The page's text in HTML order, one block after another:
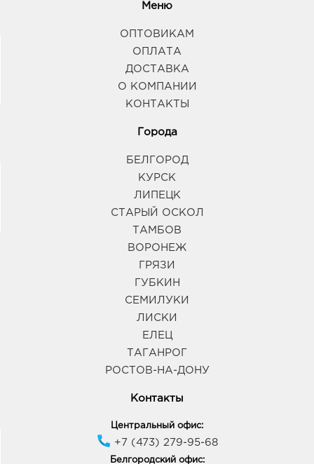
Меню
ОПТОВИКАМ
ОПЛАТА
ДОСТАВКА
О КОМПАНИИ
КОНТАКТЫ
Города
БЕЛГОРОД
КУРСК
ЛИПЕЦК
СТАРЫЙ ОСКОЛ
ТАМБОВ
ВОРОНЕЖ
ГРЯЗИ
ГУБКИН
СЕМИЛУКИ
ЛИСКИ
ЕЛЕЦ
ТАГАНРОГ
РОСТОВ-НА-ДОНУ
Контакты
Центральный офис:
+7 (473) 279-95-68
Белгородский офис: